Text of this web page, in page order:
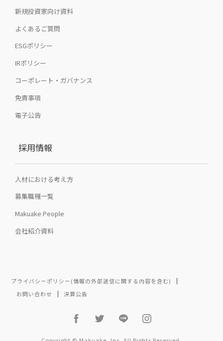
新規投資家向け資料
よくあるご質問
ESGポリシー
IRポリシー
コーポレート・ガバナンス
免責事項
電子公告
採用情報
人材における考え方
募集職種一覧
Makuake People
会社紹介資料
プライバシーポリシー(情報の外部送信に関する内容を含む)
お問い合わせ
決算公告